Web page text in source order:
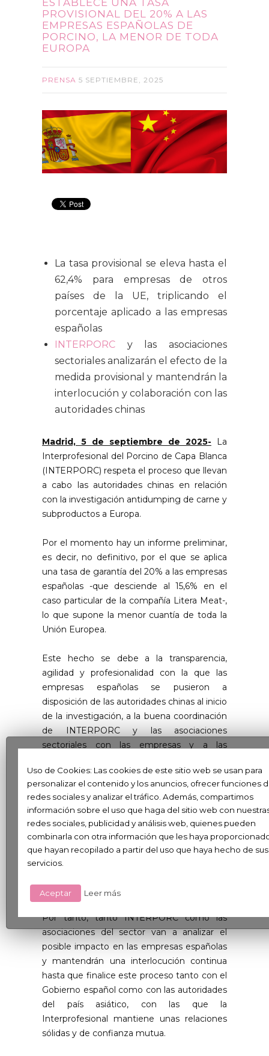
ESTABLECE UNA TASA
PROVISIONAL DEL 20% A LAS
EMPRESAS ESPAÑOLAS DE
PORCINO, LA MENOR DE TODA
EUROPA
PRENSA 5 SEPTIEMBRE, 2025
La tasa provisional se eleva hasta el
62,4% para empresas de otros
países de la UE, triplicando el
porcentaje aplicado a las empresas
españolas
INTERPORC y las asociaciones
sectoriales analizarán el efecto de la
medida provisional y mantendrán la
interlocución y colaboración con las
autoridades chinas
Madrid, 5 de septiembre de 2025- La
Interprofesional del Porcino de Capa Blanca
(INTERPORC) respeta el proceso que llevan
a cabo las autoridades chinas en relación
con la investigación antidumping de carne y
subproductos a Europa.
Por el momento hay un informe preliminar,
es decir, no definitivo, por el que se aplica
una tasa de garantía del 20% a las empresas
españolas -que desciende al 15,6% en el
caso particular de la compañía Litera Meat-,
lo que supone la menor cuantía de toda la
Unión Europea.
Este hecho se debe a la transparencia,
agilidad y profesionalidad con la que las
empresas españolas se pusieron a
disposición de las autoridades chinas al inicio
de la investigación, a la buena coordinación
de INTERPORC y las asociaciones
sectoriales con las empresas y a las
que trabajan con los operadores de ese país.
Esta tasa, que se eleva hasta el 62,4% para
algunas empresas de otros países
europeos, entrará en vigor el 10 de
septiembre de manera provisional, fecha
desde la cual los importadores deberán
Popular China dicho depósito de garantía.
Por tanto, tanto INTERPORC como las
asociaciones del sector van a analizar el
posible impacto en las empresas españolas
y mantendrán una interlocución continua
hasta que finalice este proceso tanto con el
Gobierno español como con las autoridades
del país asiático, con las que la
Interprofesional mantiene unas relaciones
sólidas y de confianza mutua.
Uso de Cookies: Las cookies de este sitio web se usan para
personalizar el contenido y los anuncios, ofrecer funciones
redes sociales y analizar el tráfico. Además, compartimos
información sobre el uso que haga del sitio web con
redes sociales, publicidad y análisis web, quienes pueden
combinarla con otra información que les haya
que hayan recopilado a partir del uso que haya hecho de sus
servicios.
Aceptar Leer más